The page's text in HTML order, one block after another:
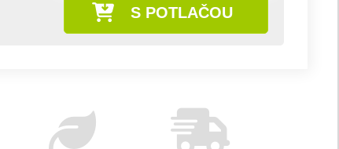
S POTLAČOU